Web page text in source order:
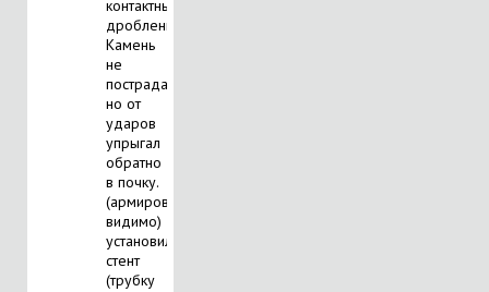
контактным
дроблением.
Камень
не
пострадал,
но от
ударов
упрыгал
обратно
в почку.
(армированнвй
видимо)
установили
стент
(трубку